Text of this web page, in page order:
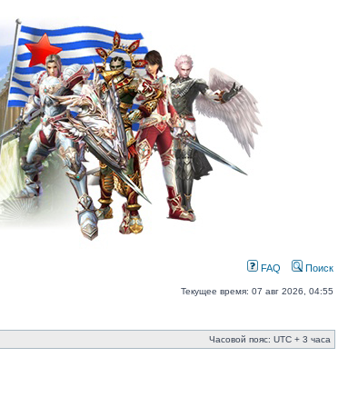
FAQ Поиск
Текущее время: 07 авг 2026, 04:55
Часовой пояс: UTC + 3 часа